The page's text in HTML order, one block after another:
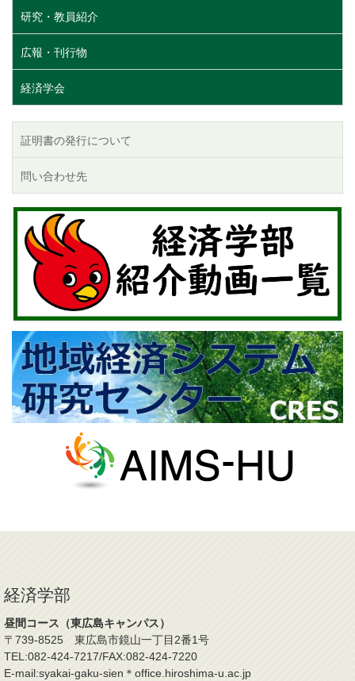
研究・教員紹介
広報・刊行物
経済学会
証明書の発行について
問い合わせ先
経済学部
昼間コース（東広島キャンパス）
〒739-8525 東広島市鏡山一丁目2番1号
TEL:082-424-7217/FAX:082-424-7220
E-mail:syakai-gaku-sien＊office.hiroshima-u.ac.jp